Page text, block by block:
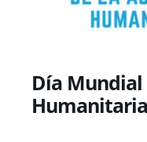
Día
Humanitaria